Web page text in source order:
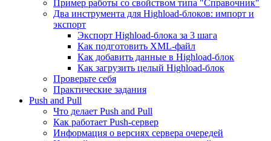
Пример работы со свойством типа "Справочник"
Два инструмента для Highload-блоков: импорт и
экспорт
Экспорт Highload-блока за 3 шага
Как подготовить XML-файл
Как добавить данные в Highload-блок
Как загрузить целый Highload-блок
Проверьте себя
Практические задания
Push and Pull
Что делает Push and Pull
Как работает Push-сервер
Информация о версиях сервера очередей